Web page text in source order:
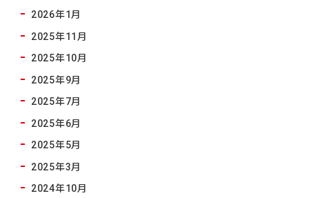
2026年1月
2025年11月
2025年10月
2025年9月
2025年7月
2025年6月
2025年5月
2025年3月
2024年10月